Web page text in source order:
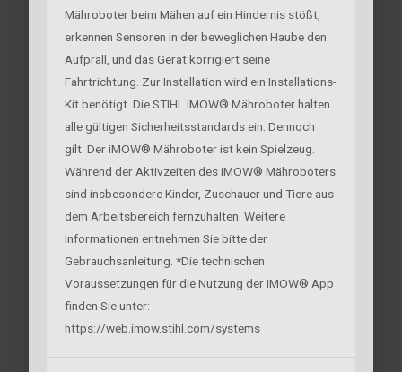
Mähroboter beim Mähen auf ein Hindernis stößt,
erkennen Sensoren in der beweglichen Haube den
Aufprall, und das Gerät korrigiert seine
Fahrtrichtung. Zur Installation wird ein Installations-
Kit benötigt. Die STIHL iMOW® Mähroboter halten
alle gültigen Sicherheitsstandards ein. Dennoch
gilt: Der iMOW® Mähroboter ist kein Spielzeug.
Während der Aktivzeiten des iMOW® Mähroboters
sind insbesondere Kinder, Zuschauer und Tiere aus
dem Arbeitsbereich fernzuhalten. Weitere
Informationen entnehmen Sie bitte der
Gebrauchsanleitung. *Die technischen
Voraussetzungen für die Nutzung der iMOW® App
finden Sie unter:
https://web.imow.stihl.com/systems